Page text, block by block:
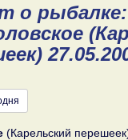
о рыбалке:
(Карельский